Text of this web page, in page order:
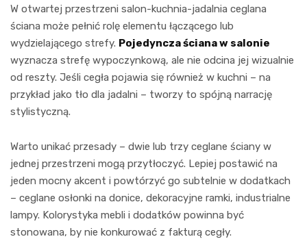
W otwartej przestrzeni salon-kuchnia-jadalnia ceglana
ściana może pełnić rolę elementu łączącego lub
wydzielającego strefy. Pojedyncza ściana w salonie
wyznacza strefę wypoczynkową, ale nie odcina jej wizualnie
od reszty. Jeśli cegła pojawia się również w kuchni – na
przykład jako tło dla jadalni – tworzy to spójną narrację
stylistyczną.
Warto unikać przesady – dwie lub trzy ceglane ściany w
jednej przestrzeni mogą przytłoczyć. Lepiej postawić na
jeden mocny akcent i powtórzyć go subtelnie w dodatkach
– ceglane osłonki na donice, dekoracyjne ramki, industrialne
lampy. Kolorystyka mebli i dodatków powinna być
stonowana, by nie konkurować z fakturą cegły.